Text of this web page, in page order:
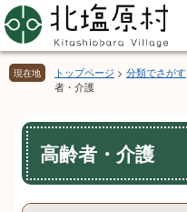
ペ
ー
ジ
の
先
メ
ニ
ュ
ー
を
現在地 トップページ > 分類でさがす
者・介護
本
文
高齢者・介護